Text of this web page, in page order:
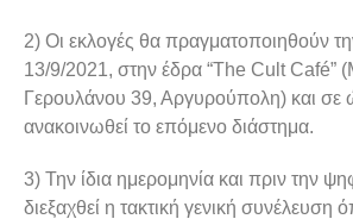
2) Οι εκλογές θα πραγματοποιηθούν
13/9/2021, στην έδρα “The Cult Café”
Γερουλάνου 39, Αργυρούπολη) και
ανακοινωθεί το επόμενο διάστημα.
3) Την ίδια ημερομηνία και πριν την
διεξαχθεί η τακτική γενική συνέλευση